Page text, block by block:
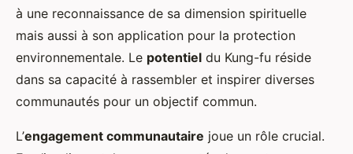
à une reconnaissance de sa dimension spirituelle
mais aussi à son application pour la protection
environnementale. Le potentiel du Kung-fu réside
dans sa capacité à rassembler et inspirer diverses
communautés pour un objectif commun.
L’engagement communautaire joue un rôle crucial.